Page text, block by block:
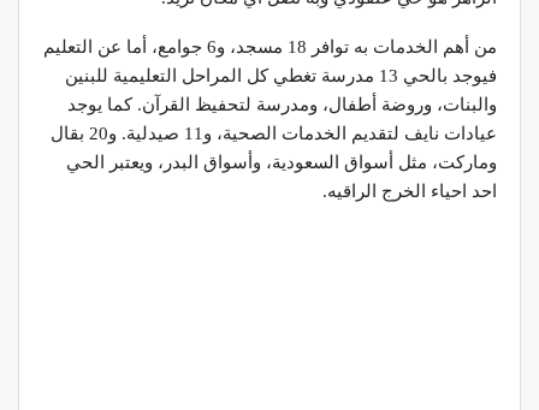
من أهم الخدمات به توافر 18 مسجد، و6 جوامع، أما عن التعليم
فيوجد بالحي 13 مدرسة تغطي كل المراحل التعليمية للبنين
والبنات، وروضة أطفال، ومدرسة لتحفيظ القرآن. كما يوجد
عيادات نايف لتقديم الخدمات الصحية، و11 صيدلية. و20 بقال
وماركت، مثل أسواق السعودية، وأسواق البدر، ويعتبر الحي
احد احياء الخرج الراقيه.